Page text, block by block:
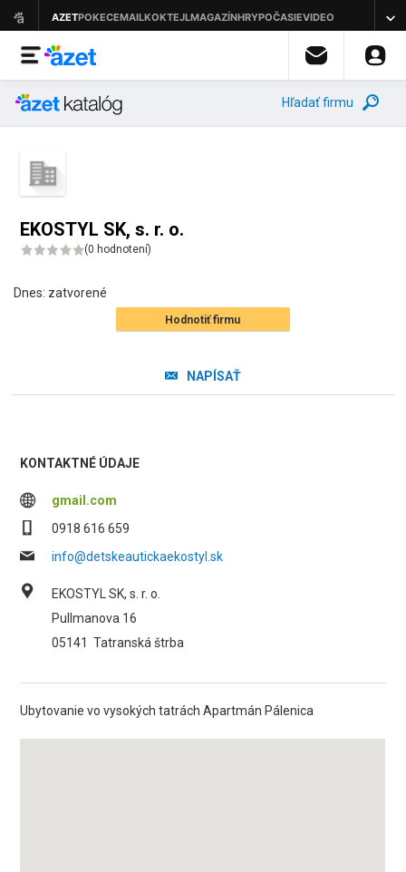
Hľadať firmu
EKOSTYL SK, s. r. o.
(0 hodnotení)
Dnes: zatvorené
Hodnotiť firmu
NAPÍSAŤ
KONTAKTNÉ ÚDAJE
gmail.com
0918 616 659
info@detskeautickaekostyl.sk
EKOSTYL SK, s. r. o.
Pullmanova 16
05141 Tatranská štrba
Ubytovanie vo vysokých tatrách Apartmán Pálenica